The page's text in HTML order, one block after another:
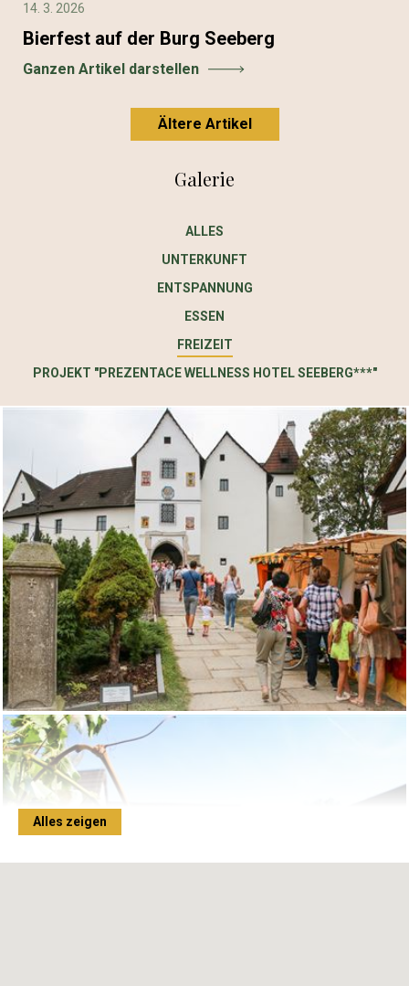
14. 3. 2026
Bierfest auf der Burg Seeberg
Ganzen Artikel darstellen
Ältere Artikel
Galerie
ALLES
UNTERKUNFT
ENTSPANNUNG
ESSEN
FREIZEIT
PROJEKT "PREZENTACE WELLNESS HOTEL SEEBERG***"
Alles zeigen